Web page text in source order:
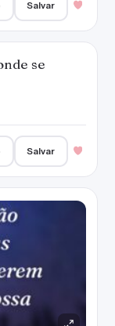
presença.
isso,